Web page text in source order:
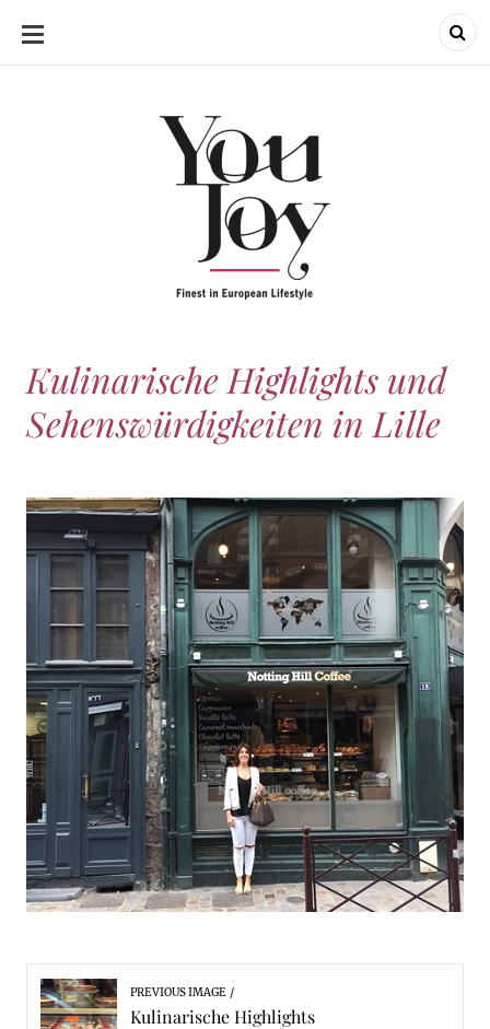
SKIP
Kulinarische Highlights und
Sehenswürdigkeiten in Lille
PREVIOUS IMAGE
Kulinarische Highlights